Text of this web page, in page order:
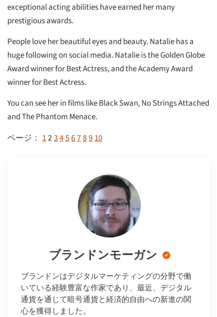
exceptional acting abilities have earned her many
prestigious awards.
People love her beautiful eyes and beauty. Natalie has a
huge following on social media. Natalie is the Golden Globe
Award winner for Best Actress, and the Academy Award
winner for Best Actress.
You can see her in films like Black Swan, No Strings Attached
and The Phantom Menace.
ページ： 12345678910
ブランドンモーガン
ブランドンはデジタルマーケティングの分野で働
いている経験豊富な作家であり、最近、デジタル
通貨を通じて暗号通貨と経済的自由への新進の関
心を獲得しました。